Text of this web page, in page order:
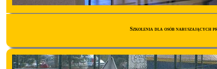
Szkolenia dla osób naruszających